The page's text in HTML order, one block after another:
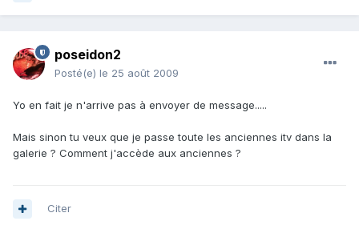
poseidon2
Posté(e) le 25 août 2009
Yo en fait je n'arrive pas à envoyer de message.....
Mais sinon tu veux que je passe toute les anciennes itv dans la
galerie ? Comment j'accède aux anciennes ?
Citer